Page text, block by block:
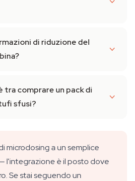
di riduzione del
comprare un pack di
sfusi?
microdosing a un semplice
l'integrazione è il posto dove
Se stai seguendo un